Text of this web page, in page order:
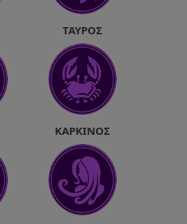
ΤΑΎΡΟΣ
ΚΑΡΚΊΝΟΣ